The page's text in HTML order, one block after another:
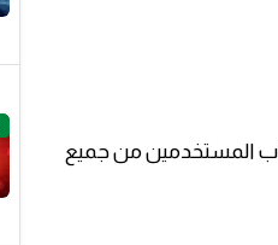
المستخدمين من جميع